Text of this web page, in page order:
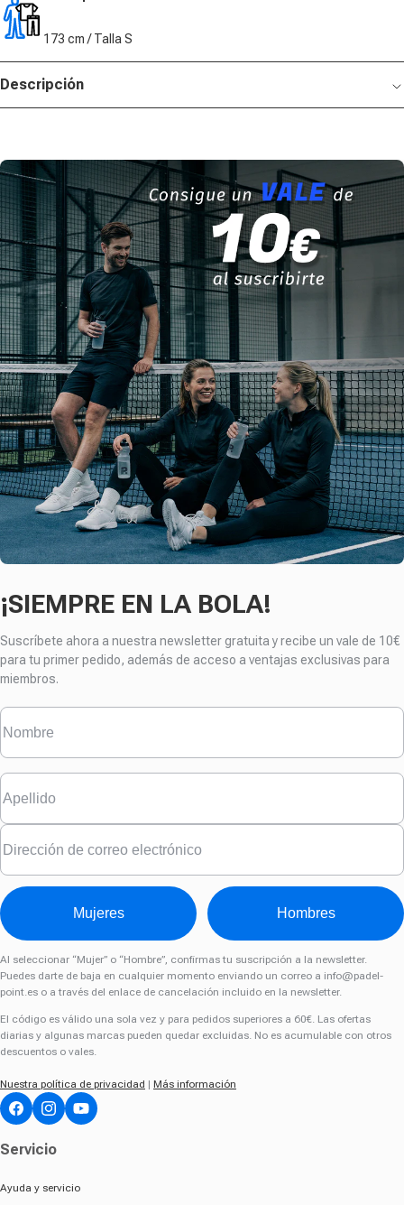
173 cm / Talla S
Descripción
¡SIEMPRE EN LA BOLA!
Suscríbete ahora a nuestra newsletter gratuita y recibe un vale de 10€
para tu primer pedido, además de acceso a ventajas exclusivas para
miembros.
Mujeres Hombres
Al seleccionar “Mujer” o “Hombre”, confirmas tu suscripción a la newsletter.
Puedes darte de baja en cualquier momento enviando un correo a info@padel-
point.es o a través del enlace de cancelación incluido en la newsletter.
El código es válido una sola vez y para pedidos superiores a 60€. Las ofertas
diarias y algunas marcas pueden quedar excluidas. No es acumulable con otros
descuentos o vales.
Nuestra política de privacidad | Más información
facebookInstagramyoutube
Servicio
Ayuda y servicio